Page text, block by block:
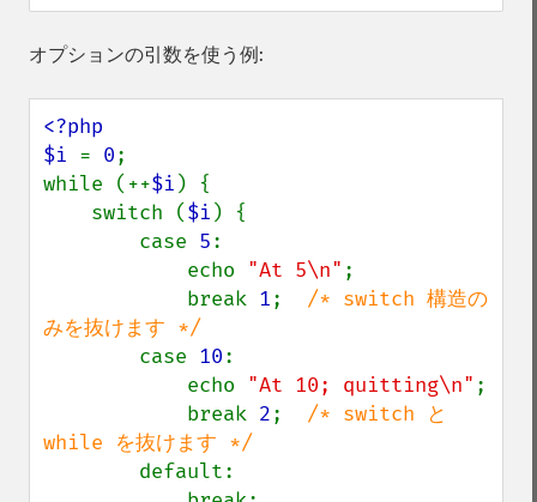
オプションの引数を使う例:
<?php
$i = 0;
while (++$i ) {
    switch (
$i ) {
        case
5:
            echo
"At 5\n" ;
            break
1; /* switch 構造の
みを抜けます */
case 10:
            echo
"At 10; quitting\n" ;
            break
2; /* switch と
while を抜けます */
default: